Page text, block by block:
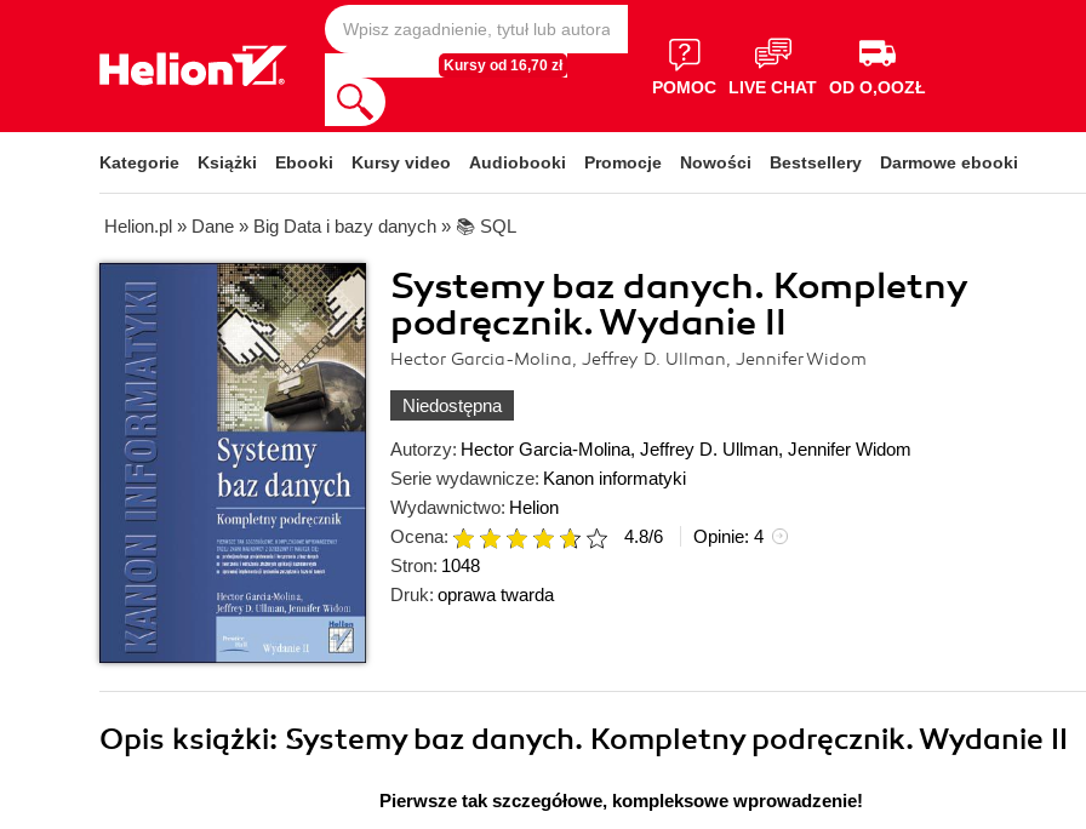
Kursy od 16,70 zł
POMOC LIVE CHAT OD O,OOZŁ
Kategorie Książki Ebooki Kursy video Audiobooki Promocje Nowości Bestsellery Darmowe ebooki
Helion.pl » Dane » Big Data i bazy danych » 📚 SQL
Systemy baz danych. Kompletny
podręcznik. Wydanie II
Hector Garcia-Molina, Jeffrey D. Ullman, Jennifer Widom
Niedostępna
Autorzy: Hector Garcia-Molina, Jeffrey D. Ullman, Jennifer Widom
Serie wydawnicze: Kanon informatyki
Wydawnictwo: Helion
Ocena:
4.8/6 Opinie: 4
Stron: 1048
Druk: oprawa twarda
Opis książki: Systemy baz danych. Kompletny podręcznik. Wydanie II
Pierwsze tak szczegółowe, kompleksowe wprowadzenie!